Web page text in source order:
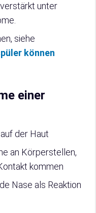
unter
siehe
können
einer
der Haut
an Körperstellen,
kommen
Nase als Reaktion